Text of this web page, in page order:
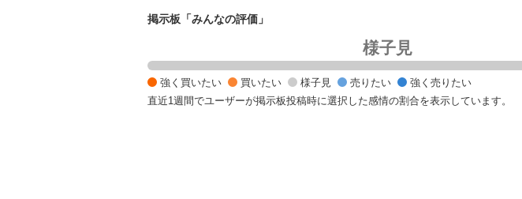
掲示板「みんなの評価」
子
見
1
0
様子見
強く買いたい 買いたい 様子見 売りたい
強く売りたい
直近1週間でユーザーが掲示板投稿時に選択した感情の割合を表示しています。